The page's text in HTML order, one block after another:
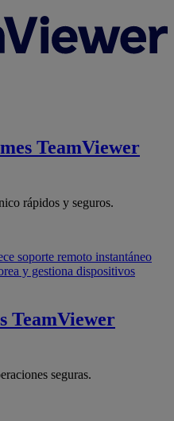
TeamViewer
rápidos y seguros.
soporte remoto instantáneo
y gestiona dispositivos
TeamViewer
seguras.